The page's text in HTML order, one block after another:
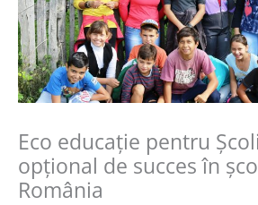
Eco educaţie pentru
opţional de succes în
România